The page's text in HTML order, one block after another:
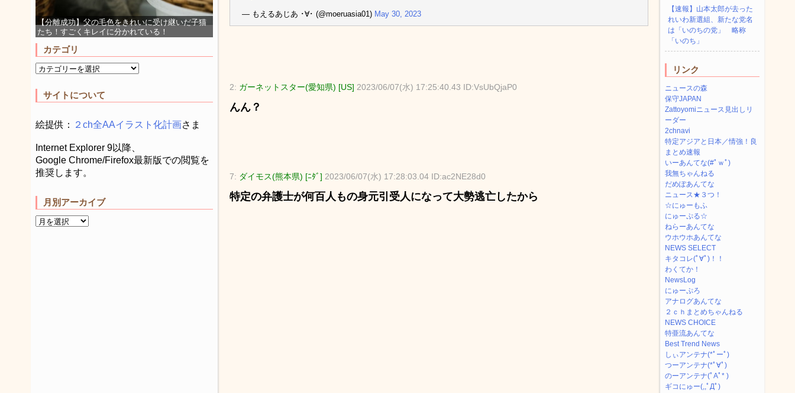
【分離成功】父の毛色をきれいに受け継いだ子猫
たち！すごくキレイに分かれている！
カテゴリ
サイトについて
絵提供： ２ch全AAイラスト化計画さま
Internet Explorer 9以降、
Google Chrome/Firefox最新版での閲覧を
推奨します。
月別アーカイブ
— もえるあじあ ･∀･ (@moeruasia01) May 30, 2023
2: ガーネットスター(愛知県) [US] 2023/06/07(水) 17:25:40.43 ID:VsUbQjaP0
んん？
7: ダイモス(熊本県) [ﾆﾀﾞ] 2023/06/07(水) 17:28:03.04 ID:ac2NE28d0
特定の弁護士が何百人もの身元引受人になって大勢逃亡したから
【速報】山本太郎が去った
れいわ新選組、新たな党名
は「いのちの党」 略称
「いのち」
リンク
ニュースの森
保守JAPAN
Zattoyomiニュース見出しリ
ーダー
2chnavi
特定アジアと日本／情強！良
まとめ速報
いーあんてな(#ﾟｗﾟ)
我無ちゃんねる
だめぽあんてな
ニュース★３つ！
☆にゅーもふ
にゅーぷる☆
ねらーあんてな
ウホウホあんてな
NEWS SELECT
キタコレ(ﾟ∀ﾟ)！！
わくてか！
NewsLog
にゅーぷろ
アナログあんてな
２ｃｈまとめちゃんねる
NEWS CHOICE
特亜流あんてな
Best Trend News
しぃアンテナ(*ﾟーﾟ)
つーアンテナ(*ﾟ∀ﾟ)
のーアンテナ(ﾟAﾟ* )
ギコにゅー(,,ﾟДﾟ)